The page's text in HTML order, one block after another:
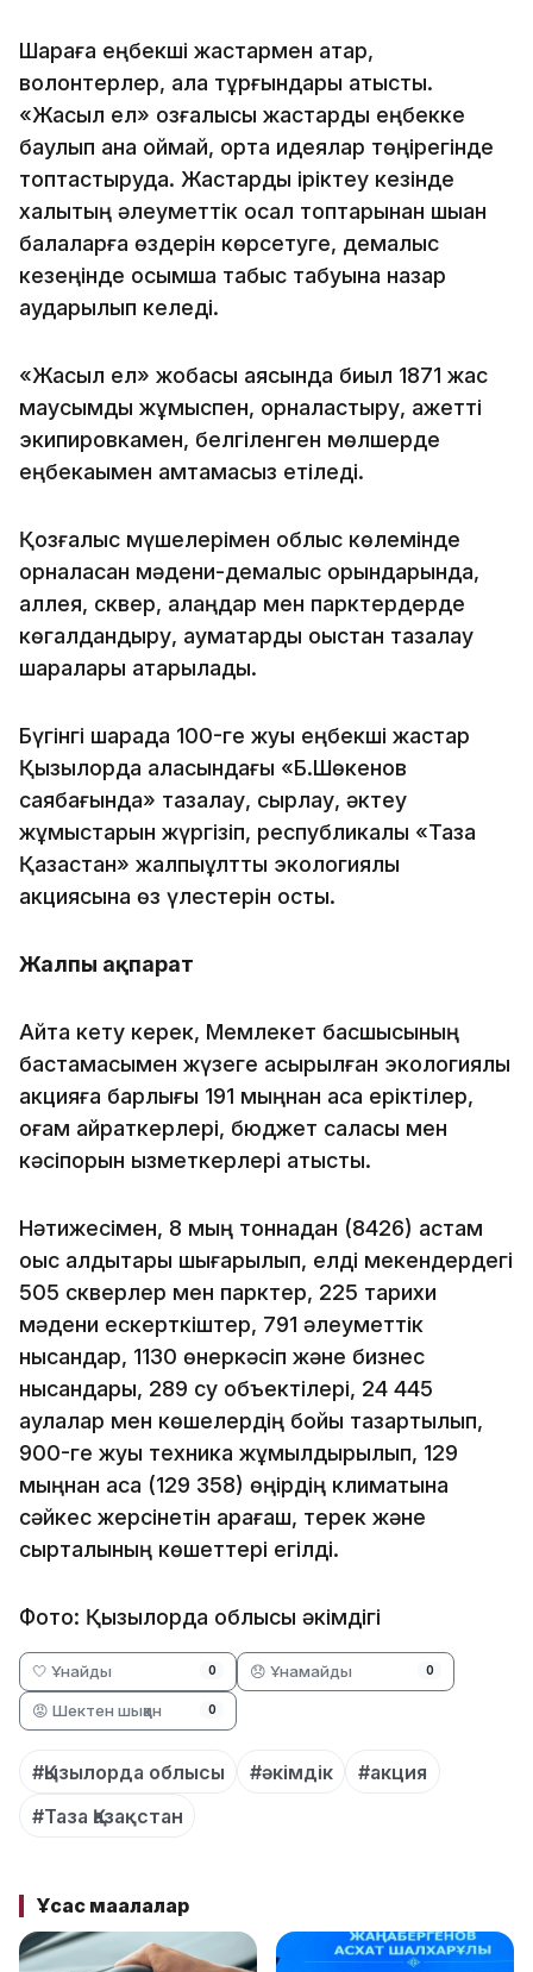
Шараға еңбекші жастармен қатар,
волонтерлер, қала тұрғындары қатысты.
«Жасыл ел» қозғалысы жастарды еңбекке
баулып қана қоймай, ортақ идеялар төңірегінде
топтастыруда. Жастарды іріктеу кезінде
халықтың әлеуметтік осал топтарынан шыққан
балаларға өздерін көрсетуге, демалыс
кезеңінде қосымша табыс табуына назар
аударылып келеді.
«Жасыл ел» жобасы аясында биыл 1871 жас
маусымдық жұмыспен, орналастыру, қажетті
экипировкамен, белгіленген мөлшерде
еңбекақымен қамтамасыз етіледі.
Қозғалыс мүшелерімен облыс көлемінде
орналасқан мәдени-демалыс орындарында,
аллея, сквер, алаңдар мен парктердерде
көгалдандыру, аумақтарды қоқыстан тазалау
шаралары атқарылады.
Бүгінгі шарада 100-ге жуық еңбекші жастар
Қызылорда қаласындағы «Б.Шөкенов
саябағында» тазалау, сырлау, әктеу
жұмыстарын жүргізіп, республикалық «Таза
Қазақстан» жалпыұлттық экологиялық
акциясына өз үлестерін қосты.
Жалпы ақпарат
Айта кету керек, Мемлекет басшысының
бастамасымен жүзеге асырылған экологиялық
акцияға барлығы 191 мыңнан аса еріктілер,
қоғам қайраткерлері, бюджет саласы мен
кәсіпорын қызметкерлері қатысты.
Нәтижесімен, 8 мың тоннадан (8426) астам
қоқыс қалдықтары шығарылып, елді мекендердегі
505 скверлер мен парктер, 225 тарихи
мәдени ескерткіштер, 791 әлеуметтік
нысандар, 1130 өнеркәсіп және бизнес
нысандары, 289 су объектілері, 24 445
аулалар мен көшелердің бойы тазартылып,
900-ге жуық техника жұмылдырылып, 129
мыңнан аса (129 358) өңірдің климатына
сәйкес жерсінетін қарағаш, терек және
сырталының көшеттері егілді.
Фото: Қызылорда облысы әкімдігі
🤍 Ұнайды 0 😞 Ұнамайды 0
😡 Шектен шыққан 0
#Қызылорда облысы #әкімдік
#акция
#Таза Қазақстан
Ұқсас мақалалар